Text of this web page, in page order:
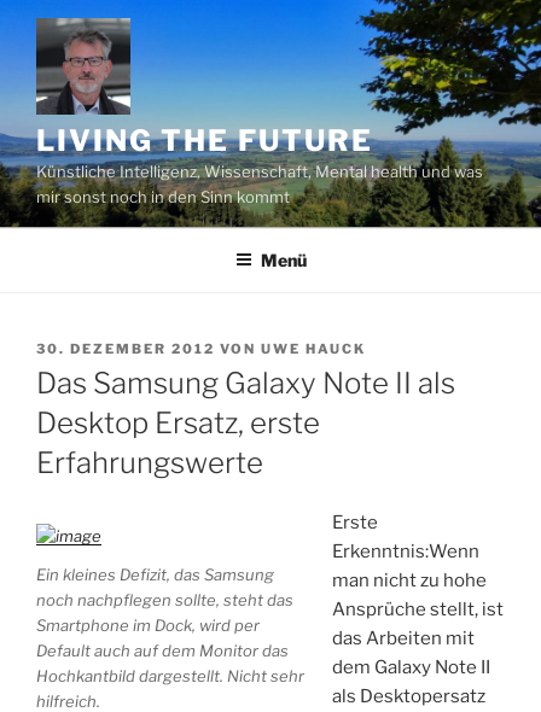
Zum
Inhalt
springen
LIVING THE FUTURE
Künstliche Intelligenz, Wissenschaft, Mental health und was
mir sonst noch in den Sinn kommt
Menü
VERÖFFENTLICHT
AM
30. DEZEMBER 2012 VON UWE HAUCK
Das Samsung Galaxy Note II als
Desktop Ersatz, erste
Erfahrungswerte
Ein kleines Defizit, das Samsung
noch nachpflegen sollte, steht das
Smartphone im Dock, wird per
Default auch auf dem Monitor das
Hochkantbild dargestellt. Nicht sehr
hilfreich.
Erste
Erkenntnis:Wenn
man nicht zu hohe
Ansprüche stellt, ist
das Arbeiten mit
dem Galaxy Note II
als Desktopersatz